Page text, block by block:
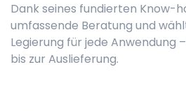
Dank seines fundierten Know-
umfassende Beratung und
Legierung für jede Anwendung
bis zur Auslieferung.